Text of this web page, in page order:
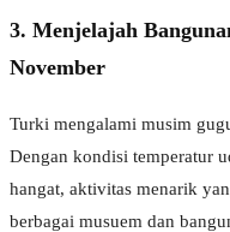
3. Menjelajah
November
Turki mengalami musim
Dengan kondisi temperatur
hangat, aktivitas menarik
berbagai musuem dan